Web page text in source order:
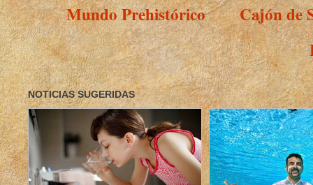
Mundo Prehistórico
Cajón de